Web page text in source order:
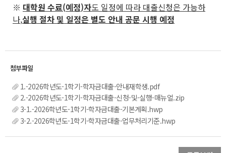
※ 대학원 수료(예정)자도 일정에 따라 대출신청은 가능하
나,실행 절차 및 일정은 별도 안내 공문 시행 예정
1.-2026학년도-1학기-학자금대출-안내재학생.pdf
2.-2026학년도-1학기-학자금대출-신청-및-실행-매뉴얼.zip
3-1.-2026학년도-1학기-학자금대출-기본계획.hwp
3-2.-2026학년도-1학기-학자금대출-업무처리기준.hwp